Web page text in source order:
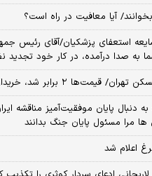
بخوانند/ آیا معافیت در راه است؟
استعفای پزشکیان/آقای رئیس
به صدا درآمده، در کار خود تجدید
قیمت‌ها ۲ برابر شد، خریدار ناپدید شد
دنبال پایان موفقیت‌آمیز مناقشه
مرا مسئول پایان جنگ بدانند
اعلام شد